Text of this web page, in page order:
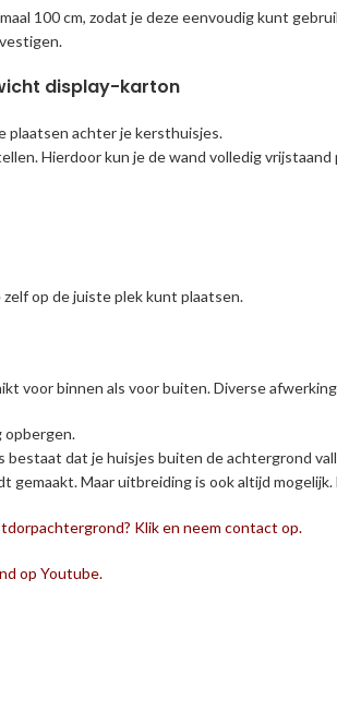
100 cm, zodat je deze eenvoudig kunt
display-karton
plaatsen achter je kersthuisjes.
Hierdoor kun je de wand volledig vrijstaand
op de juiste plek kunt plaatsen.
voor binnen als voor buiten. Diverse
opbergen.
bestaat dat je huisjes buiten de achtergrond
Maar uitbreiding is ook altijd
Klik en neem contact op.
op Youtube.